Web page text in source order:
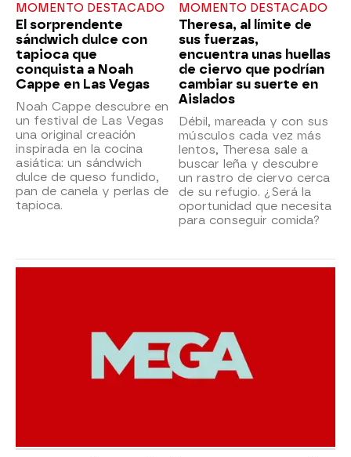
MOMENTO DESTACADO
El sorprendente
sándwich dulce con
tapioca que
conquista a Noah
Cappe en Las Vegas
Noah Cappe descubre en
un festival de Las Vegas
una original creación
inspirada en la cocina
asiática: un sándwich
dulce de queso fundido,
pan de canela y perlas de
tapioca.
MOMENTO DESTACADO
Theresa, al límite de
sus fuerzas,
encuentra unas huellas
de ciervo que podrían
cambiar su suerte en
Aislados
Débil, mareada y con sus
músculos cada vez más
lentos, Theresa sale a
buscar leña y descubre
un rastro de ciervo cerca
de su refugio. ¿Será la
oportunidad que necesita
para conseguir comida?